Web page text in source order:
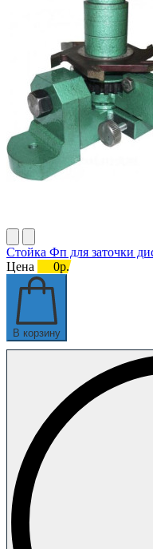
Стойка Фп для заточки
Цена
0р.
В корзину